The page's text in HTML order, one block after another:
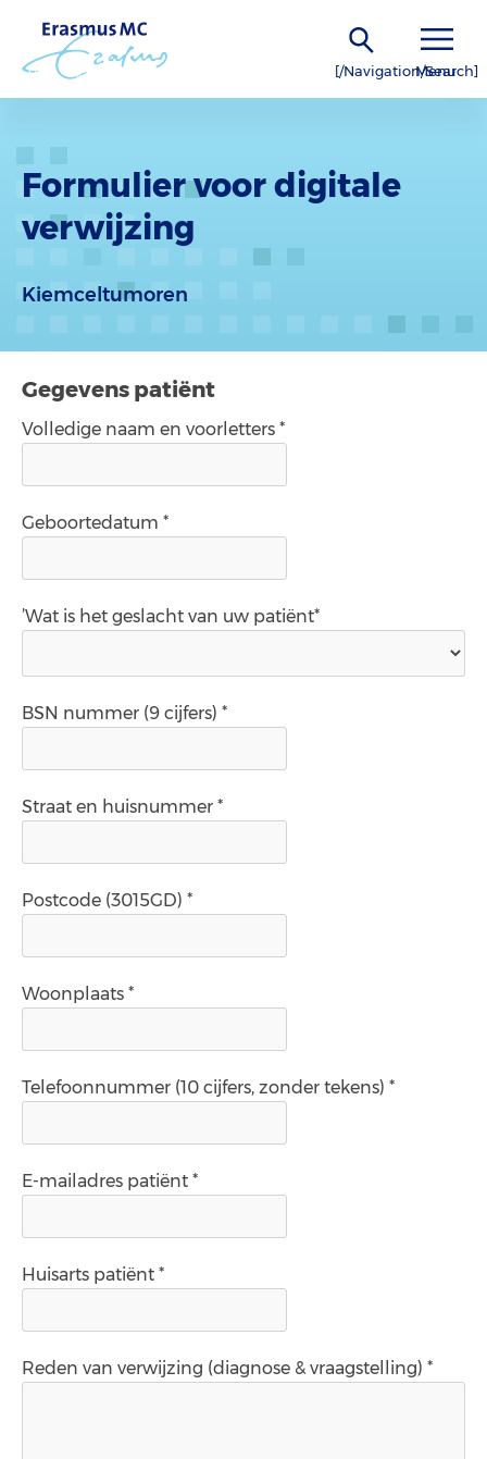
[/Navigation/Search]
Menu
Formulier voor digitale
verwijzing
Kiemceltumoren
Gegevens patiënt
Volledige naam en voorletters *
Geboortedatum *
’Wat is het geslacht van uw patiënt*
BSN nummer (9 cijfers) *
Straat en huisnummer *
Postcode (3015GD) *
Woonplaats *
Telefoonnummer (10 cijfers, zonder tekens) *
E-mailadres patiënt *
Huisarts patiënt *
Reden van verwijzing (diagnose & vraagstelling) *